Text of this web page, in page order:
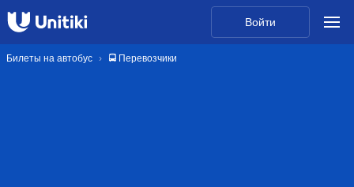
Войти
Билеты на автобус 🚍 Перевозчики